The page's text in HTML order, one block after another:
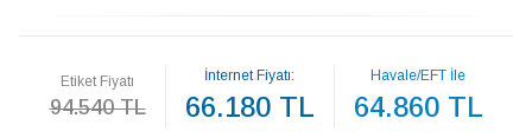
Etiket Fiyatı
94.540 TL
İnternet Fiyatı:
66.180 TL
Havale/EFT İle
64.860 TL